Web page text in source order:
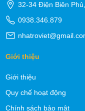
32-34 Điện Biên
0938.346.879
Giới thiệu
Giới thiệu
Quy chế hoạt động
Chính sách bảo mật